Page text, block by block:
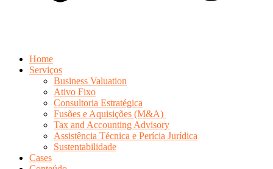
Home
Serviços
Business Valuation
Ativo Fixo
Consultoria Estratégica
Fusões e Aquisições (M&A)
Tax and Accounting Advisory
Assistência Técnica e Perícia Jurídica
Sustentabilidade
Cases